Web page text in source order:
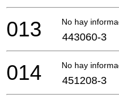
No hay
013 443060-3
No hay
014 451208-3